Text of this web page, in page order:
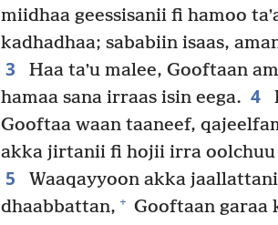
miidhaa geessisanii fi hamoo
kadhadhaa; sababiin isaas,
3
Haa taʼu malee, Gooftaan
hamaa sana irraas isin eega. 4
Gooftaa waan taaneef,
akka jirtanii fi hojii irra oolchuu
5 Waaqayyoon akka
dhaabbattan, + Gooftaan garaa